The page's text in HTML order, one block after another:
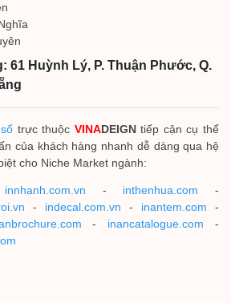
61 Huỳnh Lý, P. Thuận Phước, Q.
trực thuộc VINADEIGNtiếp cận cụ thể
của khách hàng nhanh dễ dàng qua hệ
cho Niche Market ngành:
innhanh.com.vn - inthenhua.com -
- indecal.com.vn - inantem.com -
- inancatalogue.com -